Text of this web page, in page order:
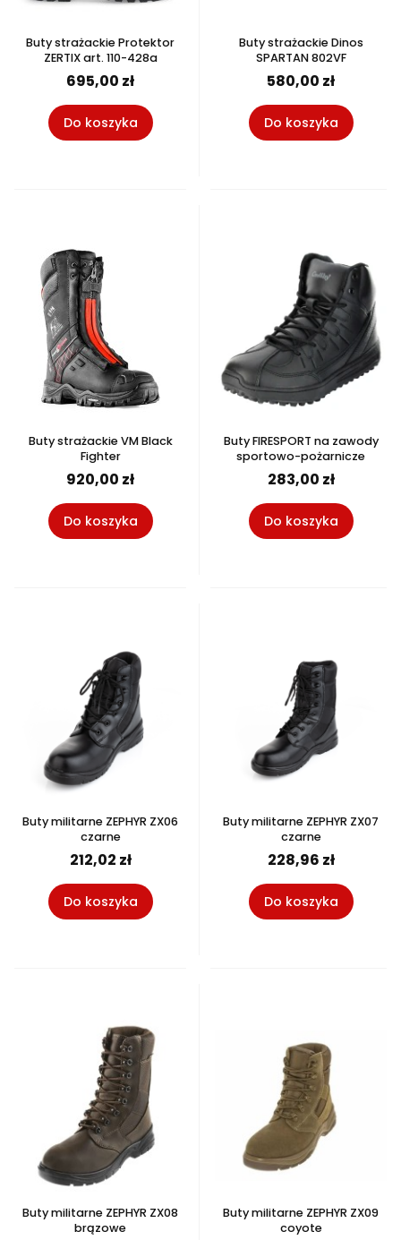
Buty strażackie Protektor
ZERTIX art. 110-428a
695,00 zł
Do koszyka
Buty strażackie Dinos
SPARTAN 802VF
580,00 zł
Do koszyka
Buty strażackie VM Black
Fighter
920,00 zł
Do koszyka
Buty FIRESPORT na zawody
sportowo-pożarnicze
283,00 zł
Do koszyka
Buty militarne ZEPHYR ZX06
czarne
212,02 zł
Do koszyka
Buty militarne ZEPHYR ZX07
czarne
228,96 zł
Do koszyka
Buty militarne ZEPHYR ZX08
brązowe
Buty militarne ZEPHYR ZX09
coyote